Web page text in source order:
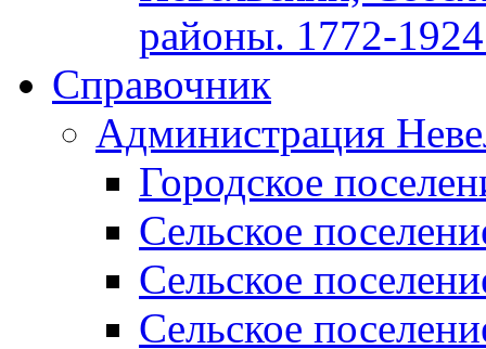
районы. 1772-1924
Справочник
Администрация
Городское
Сельское
Сельское
Сельское